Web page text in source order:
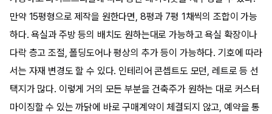
만약 15평형으로 제작을 원한다면, 8평과 7평 1채씩의 조합이 가능
하다. 욕실과 주방 등의 배치도 원하는대로 가능하고 욕실 확장이나
다락 층고 조절, 폴딩도어나 평상의 추가 등이 가능하다. 기호에 따라
서는 자재 변경도 할 수 있다. 인테리어 콘셉트도 모던, 레트로 등 선
택지가 많다. 이렇게 거의 모든 부분을 건축주가 원하는 대로 커스터
마이징할 수 있는 까닭에 바로 구매계약이 체결되지 않고, 예약을 통